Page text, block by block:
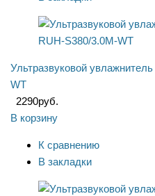
Ультразвуковой
WT
2290руб.
В корзину
К сравнению
В закладки